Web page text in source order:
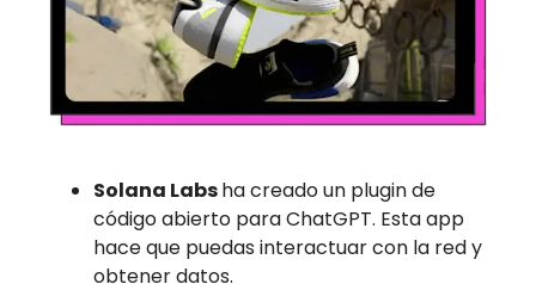
Solana Labsha creado un plugin de
código abierto para ChatGPT. Esta app
hace que puedas interactuar con la red y
obtener datos.